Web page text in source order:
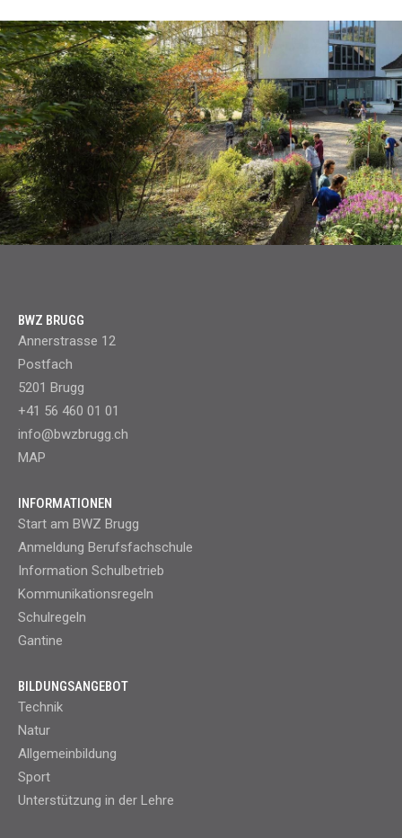
BWZ BRUGG
Annerstrasse 12
Postfach
5201 Brugg
+41 56 460 01 01
info@bwzbrugg.ch
MAP
INFORMATIONEN
Start am BWZ Brugg
Anmeldung Berufsfachschule
Information Schulbetrieb
Kommunikationsregeln
Schulregeln
Gantine
BILDUNGSANGEBOT
Technik
Natur
Allgemeinbildung
Sport
Unterstützung in der Lehre